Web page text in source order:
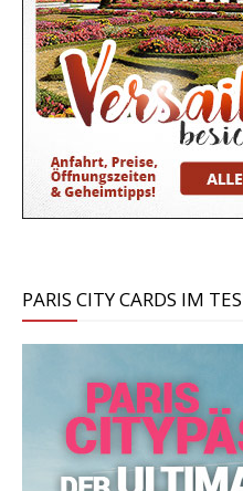
PARIS CITY CARDS IM